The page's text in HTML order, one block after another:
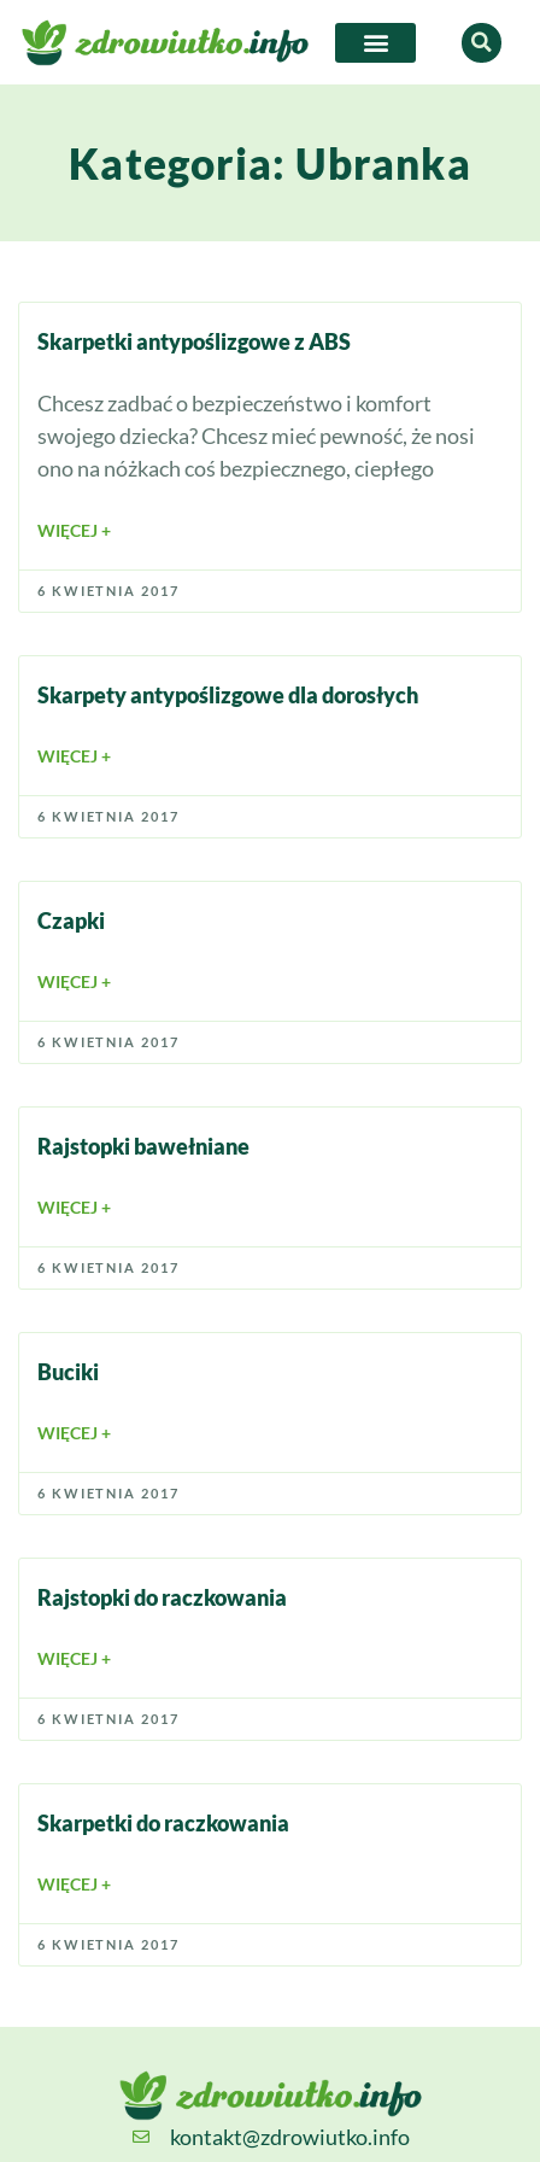
Kategoria: Ubranka
Skarpetki antypoślizgowe z ABS
Chcesz zadbać o bezpieczeństwo i komfort
swojego dziecka? Chcesz mieć pewność, że nosi
ono na nóżkach coś bezpiecznego, ciepłego
WIĘCEJ +
6 KWIETNIA 2017
Skarpety antypoślizgowe dla dorosłych
WIĘCEJ +
6 KWIETNIA 2017
Czapki
WIĘCEJ +
6 KWIETNIA 2017
Rajstopki bawełniane
WIĘCEJ +
6 KWIETNIA 2017
Buciki
WIĘCEJ +
6 KWIETNIA 2017
Rajstopki do raczkowania
WIĘCEJ +
6 KWIETNIA 2017
Skarpetki do raczkowania
WIĘCEJ +
6 KWIETNIA 2017
kontakt@zdrowiutko.info